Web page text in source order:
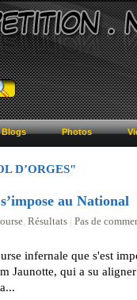
Blogs Photos
D’ORGES"
au National
, Résultats | Pas de
infernale que s'est
Jaunotte, qui a su